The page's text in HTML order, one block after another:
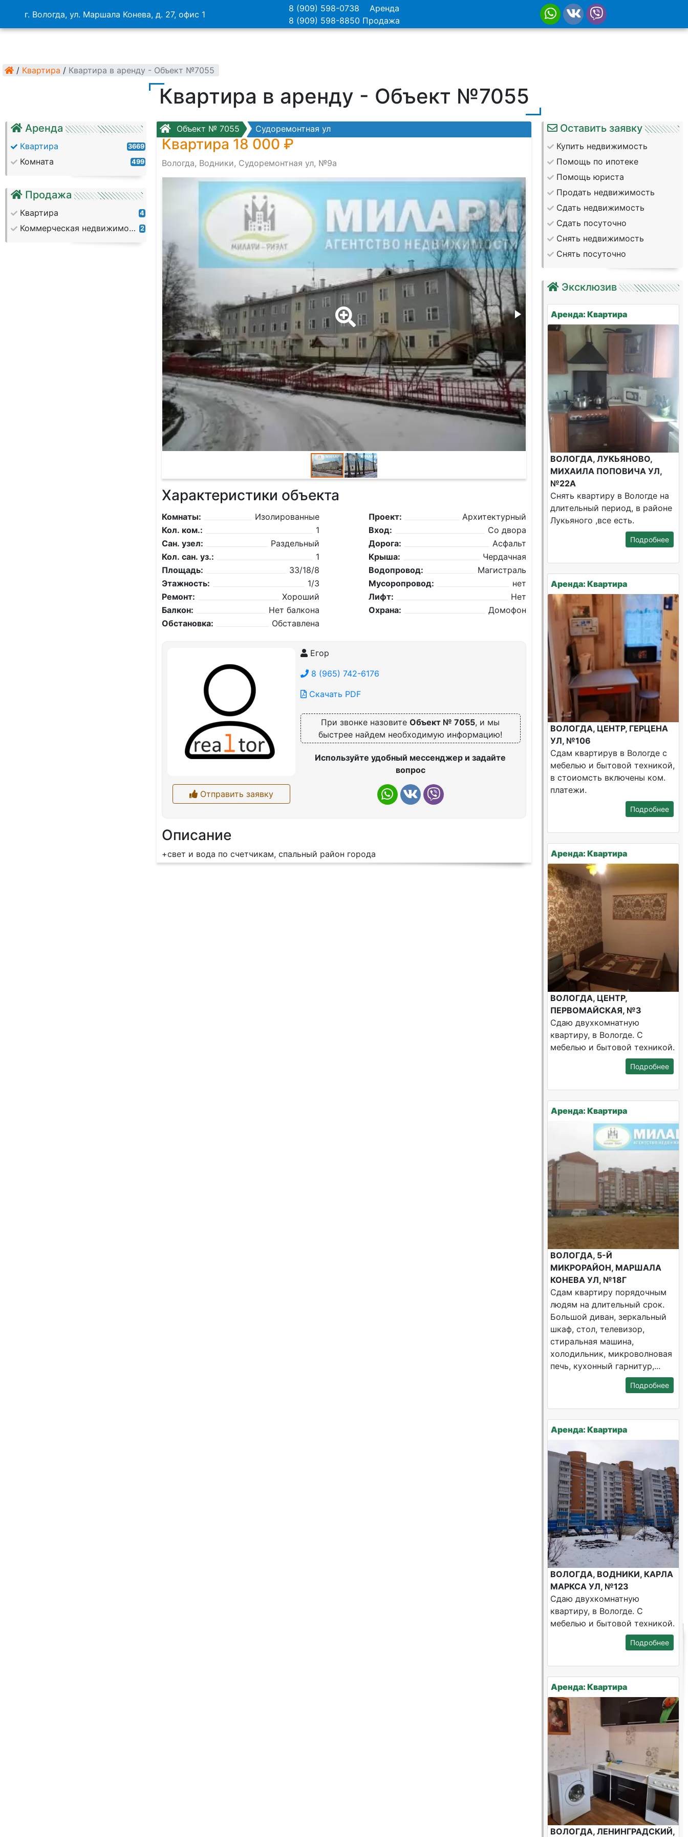
г. Вологда, ул. Маршала Конева, д. 27, офис 1
8 (909) 598-0738 Аренда
8 (909) 598-8850 Продажа
/ Квартира / Квартира в аренду - Объект №7055
Квартира в аренду - Объект №7055
Аренда
Квартира 3669
Комната 499
Продажа
Квартира 4
Коммерческая недвижимость 2
Объект № 7055 Судоремонтная ул
Квартира 18 000 ₽
Вологда, Водники, Судоремонтная ул, №9а
Характеристики объекта
Комнаты:
Изолированные
Кол. ком.:
1
Сан. узел:
Раздельный
Кол. сан. уз.:
1
Площадь:
33/18/8
Этажность:
1/3
Ремонт:
Хороший
Балкон:
Нет балкона
Обстановка:
Обставлена
Проект:
Архитектурный
Вход:
Со двора
Дорога:
Асфальт
Крыша:
Чердачная
Водопровод:
Магистраль
Мусоропровод:
нет
Лифт:
Нет
Охрана:
Домофон
Отправить заявку
Егор
8 (965) 742-6176
Скачать PDF
При звонке назовитеОбъект № 7055, и мы
быстрее найдем необходимую информацию!
Используйте удобный мессенджер и задайте
вопрос
Описание
+свет и вода по счетчикам, спальный район города
Оставить заявку
Купить недвижимость
Помощь по ипотеке
Помощь юриста
Продать недвижимость
Сдать недвижимость
Сдать посуточно
Снять недвижимость
Снять посуточно
Эксклюзив
Аренда: Квартира
ВОЛОГДА, ЛУКЬЯНОВО,
МИХАИЛА ПОПОВИЧА УЛ,
№22А
Снять квартиру в Вологде на
длительный период, в районе
Лукьяного ,все есть.
Подробнее
Аренда: Квартира
ВОЛОГДА, ЦЕНТР, ГЕРЦЕНА
УЛ, №106
Сдам квартирув в Вологде с
мебелью и бытовой техникой,
в стоиомсть включены ком.
платежи.
Подробнее
Аренда: Квартира
ВОЛОГДА, ЦЕНТР,
ПЕРВОМАЙСКАЯ, №3
Сдаю двухкомнатную
квартиру, в Вологде. С
мебелью и бытовой техникой.
Подробнее
Аренда: Квартира
ВОЛОГДА, 5-Й
МИКРОРАЙОН, МАРШАЛА
КОНЕВА УЛ, №18Г
Сдам квартиру порядочным
людям на длительный срок.
Большой диван, зеркальный
шкаф, стол, телевизор,
стиральная машина,
холодильник, микроволновая
печь, кухонный гарнитур,...
Подробнее
Аренда: Квартира
ВОЛОГДА, ВОДНИКИ, КАРЛА
МАРКСА УЛ, №123
Сдаю двухкомнатную
квартиру, в Вологде. С
мебелью и бытовой техникой.
Подробнее
Аренда: Квартира
ВОЛОГДА, ЛЕНИНГРАДСКИЙ,